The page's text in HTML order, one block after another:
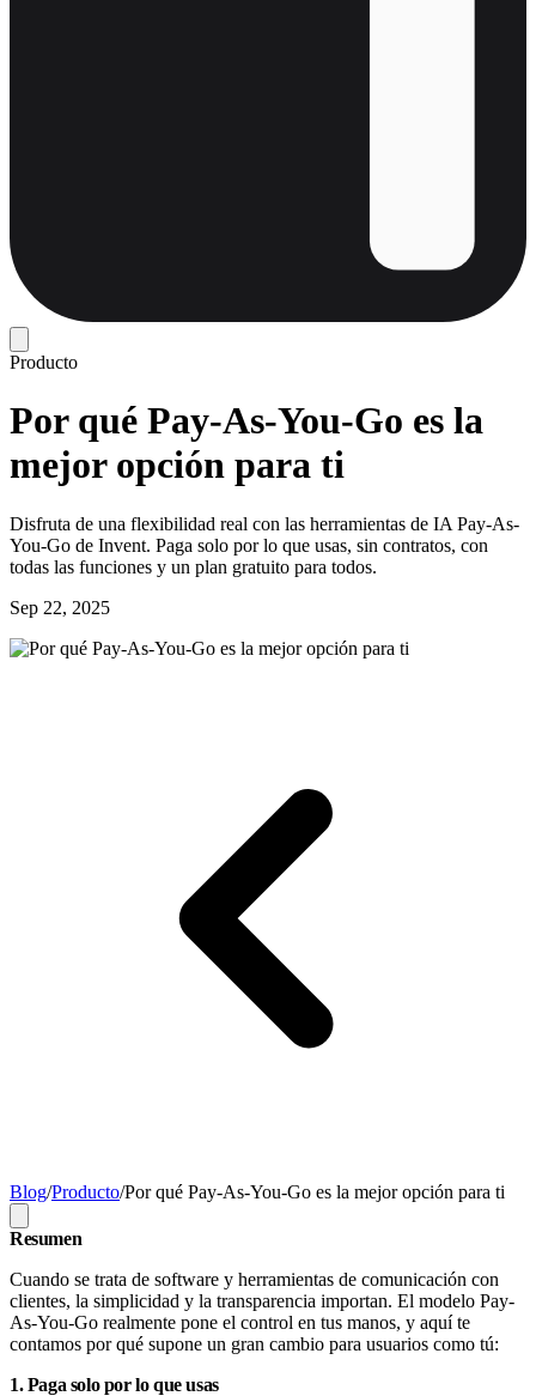
Producto
Por qué Pay-As-You-Go es la
mejor opción para ti
Disfruta de una flexibilidad real con las herramientas de IA Pay-As-
You-Go de Invent. Paga solo por lo que usas, sin contratos, con
todas las funciones y un plan gratuito para todos.
Sep 22, 2025
Blog/Producto/Por qué Pay-As-You-Go es la mejor opción para ti
Resumen
Cuando se trata de software y herramientas de comunicación con
clientes, la simplicidad y la transparencia importan. El modelo Pay-
As-You-Go realmente pone el control en tus manos, y aquí te
contamos por qué supone un gran cambio para usuarios como tú:
1. Paga solo por lo que usas